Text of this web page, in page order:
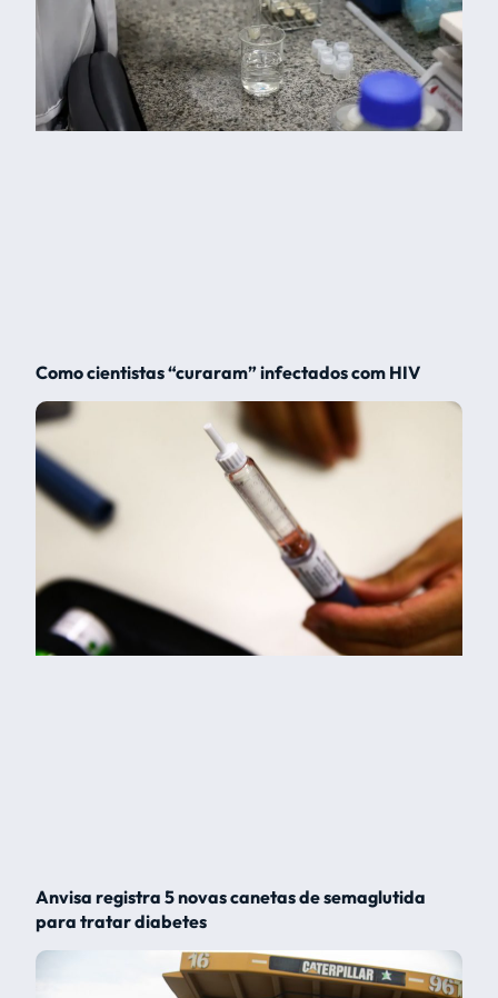
Como cientistas “curaram” infectados com HIV
Anvisa registra 5 novas canetas de semaglutida
para tratar diabetes